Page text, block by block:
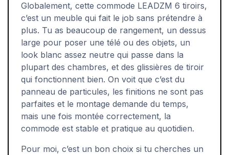
Globalement, cette commode LEADZM 6 tiroirs,
c’est un meuble qui fait le job sans prétendre à
plus. Tu as beaucoup de rangement, un dessus
large pour poser une télé ou des objets, un
look blanc assez neutre qui passe dans la
plupart des chambres, et des glissières de tiroir
qui fonctionnent bien. On voit que c’est du
panneau de particules, les finitions ne sont pas
parfaites et le montage demande du temps,
mais une fois montée correctement, la
commode est stable et pratique au quotidien.
Pour moi, c’est un bon choix si tu cherches un